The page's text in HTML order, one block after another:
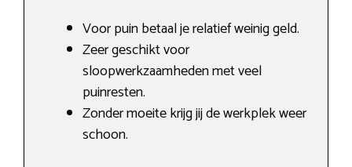
Voor puin betaal je relatief weinig geld.
Zeer geschikt voor
sloopwerkzaamheden met veel
puinresten.
Zonder moeite krijg jij de werkplek weer
schoon.